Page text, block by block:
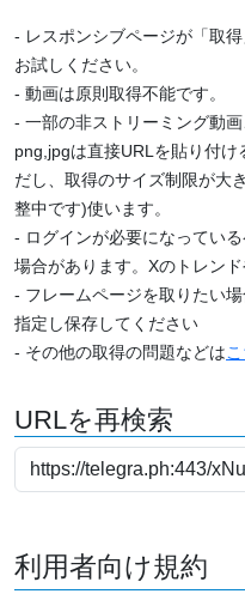
- レスポンシブページが「取
お試しください。
- 動画は原則取得不能です。
- 一部の非ストリーミング動
png,jpgは直接URLを貼り付
だし、取得のサイズ制限が大
整中です)使います。
- ログインが必要になってい
場合があります。Xのトレン
- フレームページを取りたい
指定し保存してください
- その他の取得の問題などは
URLを再検索
利用者向け規約